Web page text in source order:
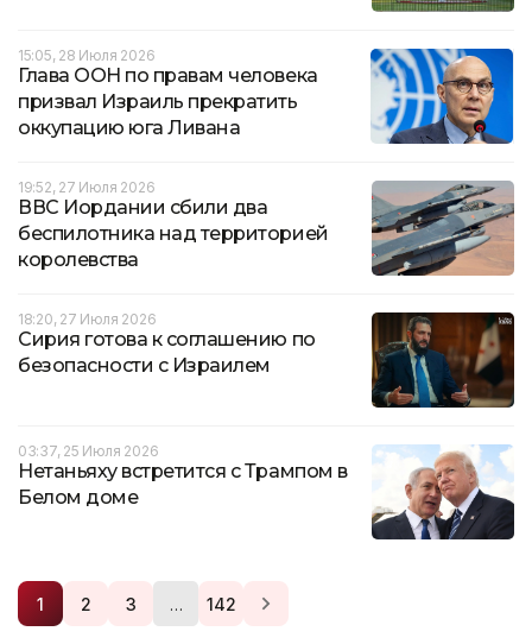
15:05, 28 Июля 2026
Глава ООН по правам человека
призвал Израиль прекратить
оккупацию юга Ливана
19:52, 27 Июля 2026
ВВС Иордании сбили два
беспилотника над территорией
королевства
18:20, 27 Июля 2026
Сирия готова к соглашению по
безопасности с Израилем
03:37, 25 Июля 2026
Нетаньяху встретится с Трампом в
Белом доме
1 2 3 … 142